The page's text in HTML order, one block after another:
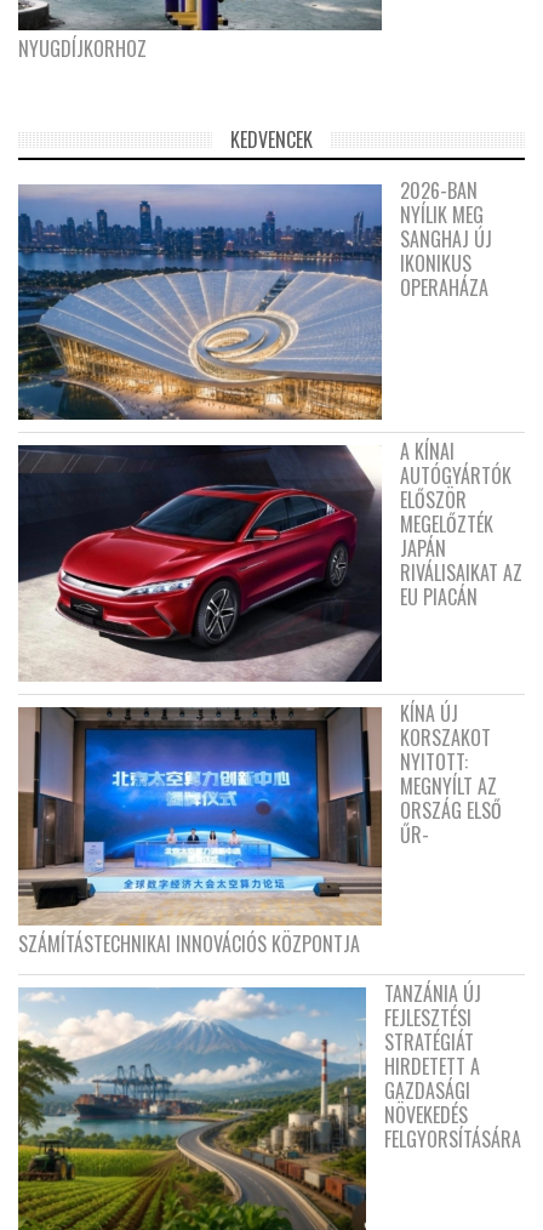
NYUGDÍJKORHOZ
KEDVENCEK
2026-BAN
NYÍLIK MEG
SANGHAJ ÚJ
IKONIKUS
OPERAHÁZA
A KÍNAI
AUTÓGYÁRTÓK
ELŐSZÖR
MEGELŐZTÉK
JAPÁN
RIVÁLISAIKAT AZ
EU PIACÁN
KÍNA ÚJ
KORSZAKOT
NYITOTT:
MEGNYÍLT AZ
ORSZÁG ELSŐ
ŰR-
SZÁMÍTÁSTECHNIKAI INNOVÁCIÓS KÖZPONTJA
TANZÁNIA ÚJ
FEJLESZTÉSI
STRATÉGIÁT
HIRDETETT A
GAZDASÁGI
NÖVEKEDÉS
FELGYORSÍTÁSÁRA